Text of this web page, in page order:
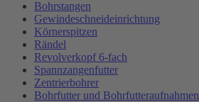
Bohrstangen
Gewindeschneideinrichtung
Körnerspitzen
Rändel
Revolverkopf 6-fach
Spannzangenfutter
Zentrierbohrer
Bohrfutter und Bohrfutteraufnahmen